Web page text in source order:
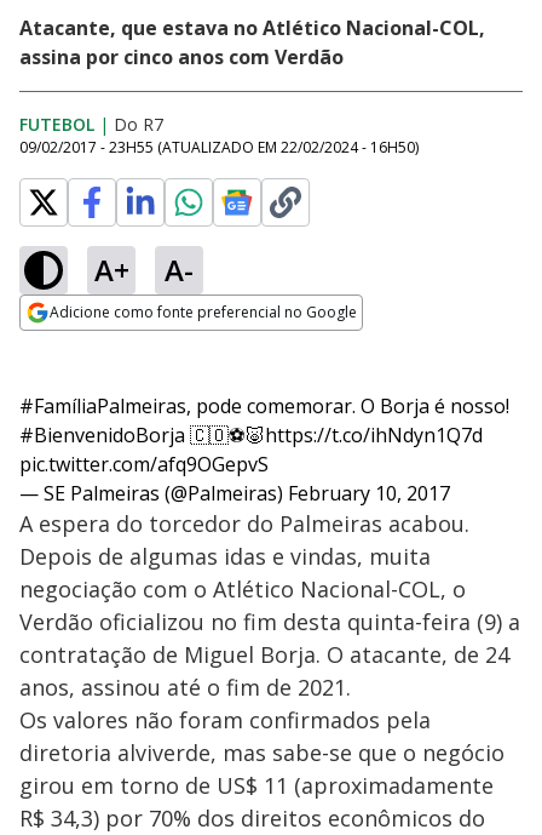
Atacante, que estava no Atlético Nacional-COL,
assina por cinco anos com Verdão
FUTEBOL | Do R7
09/02/2017 - 23H55 (ATUALIZADO EM 22/02/2024 - 16H50)
A+ A-
Adicione como fonte preferencial no Google
#FamíliaPalmeiras, pode comemorar. O Borja é nosso!
#BienvenidoBorja 🇨🇴⚽🐷https://t.co/ihNdyn1Q7d
pic.twitter.com/afq9OGepvS
— SE Palmeiras (@Palmeiras) February 10, 2017
A espera do torcedor do Palmeiras acabou.
Depois de algumas idas e vindas, muita
negociação com o Atlético Nacional-COL, o
Verdão oficializou no fim desta quinta-feira (9) a
contratação de Miguel Borja. O atacante, de 24
anos, assinou até o fim de 2021.
Os valores não foram confirmados pela
diretoria alviverde, mas sabe-se que o negócio
girou em torno de US$ 11 (aproximadamente
R$ 34,3) por 70% dos direitos econômicos do